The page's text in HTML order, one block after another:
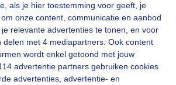
als je hier toestemming voor geeft, je
onze content, communicatie en aanbod
relevante advertenties te tonen, en voor
delen met 4 mediapartners. Ook content
wordt enkel getoond met jouw
advertentie partners gebruiken cookies
advertenties, advertentie- en